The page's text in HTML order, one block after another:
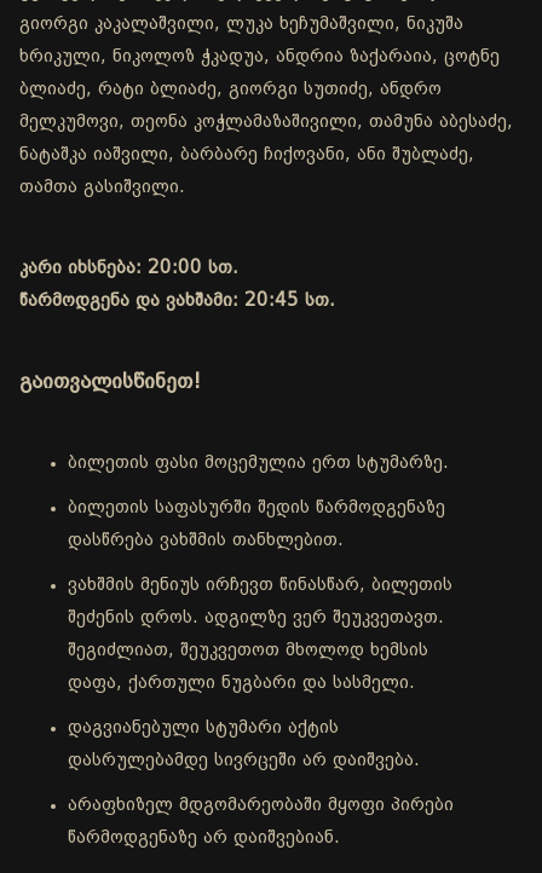
გიორგი კაკალაშვილი, ლუკა ხეჩუმაშვილი, ნიკუშა
ხრიკული, ნიკოლოზ ჭკადუა, ანდრია ზაქარაია, ცოტნე
ბლიაძე, რატი ბლიაძე, გიორგი სუთიძე, ანდრო
მელკუმოვი, თეონა კოჭლამაზაშივილი, თამუნა აბესაძე,
ნატაშკა იაშვილი, ბარბარე ჩიქოვანი, ანი შუბლაძე,
თამთა გასიშვილი.
კარი იხსნება: 20:00 სთ.
წარმოდგენა და ვახშამი: 20:45 სთ.
გაითვალისწინეთ!
ბილეთის ფასი მოცემულია ერთ სტუმარზე.
ბილეთის საფასურში შედის წარმოდგენაზე
დასწრება ვახშმის თანხლებით.
ვახშმის მენიუს ირჩევთ წინასწარ, ბილეთის
შეძენის დროს. ადგილზე ვერ შეუკვეთავთ.
შეგიძლიათ, შეუკვეთოთ მხოლოდ ხემსის
დაფა, ქართული ნუგბარი და სასმელი.
დაგვიანებული სტუმარი აქტის
დასრულებამდე სივრცეში არ დაიშვება.
არაფხიზელ მდგომარეობაში მყოფი პირები
წარმოდგენაზე არ დაიშვებიან.